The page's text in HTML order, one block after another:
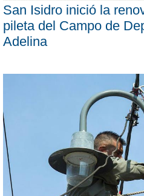
San Isidro inició la
pileta del Campo de
Adelina